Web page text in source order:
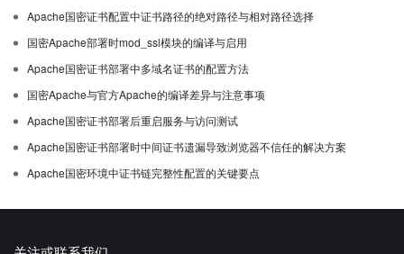
Apache国密证书配置中证书路径的绝对路径与相对路径选择
国密Apache部署时mod_ssl模块的编译与启用
Apache国密证书部署中多域名证书的配置方法
国密Apache与官方Apache的编译差异与注意事项
Apache国密证书部署后重启服务与访问测试
Apache国密证书部署时中间证书遗漏导致浏览器不信任的解决方案
Apache国密环境中证书链完整性配置的关键要点